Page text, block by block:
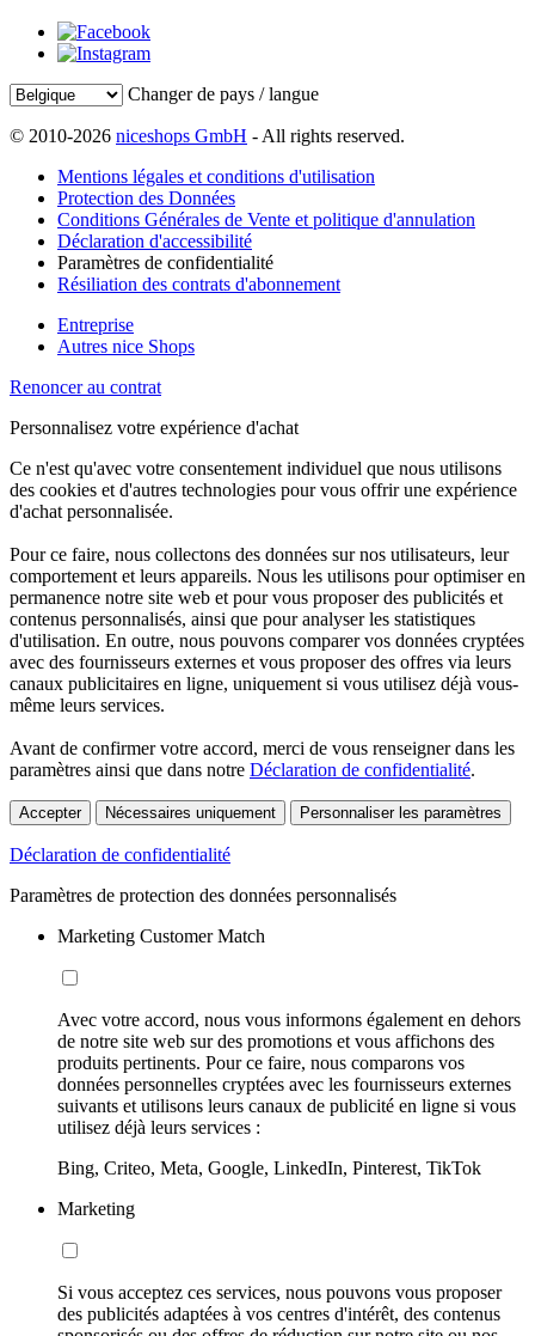
Changer de pays / langue
© 2010-2026 niceshops GmbH - All rights reserved.
Mentions légales et conditions d'utilisation
Protection des Données
Conditions Générales de Vente et politique d'annulation
Déclaration d'accessibilité
Paramètres de confidentialité
Résiliation des contrats d'abonnement
Entreprise
Autres nice Shops
Renoncer au contrat
Personnalisez votre expérience d'achat
Ce n'est qu'avec votre consentement individuel que nous utilisons
des cookies et d'autres technologies pour vous offrir une expérience
d'achat personnalisée.
Pour ce faire, nous collectons des données sur nos utilisateurs, leur
comportement et leurs appareils. Nous les utilisons pour optimiser en
permanence notre site web et pour vous proposer des publicités et
contenus personnalisés, ainsi que pour analyser les statistiques
d'utilisation. En outre, nous pouvons comparer vos données cryptées
avec des fournisseurs externes et vous proposer des offres via leurs
canaux publicitaires en ligne, uniquement si vous utilisez déjà vous-
même leurs services.
Avant de confirmer votre accord, merci de vous renseigner dans les
paramètres ainsi que dans notre Déclaration de confidentialité.
Accepter Nécessaires uniquement Personnaliser les paramètres
Déclaration de confidentialité
Paramètres de protection des données personnalisés
Marketing Customer Match
Avec votre accord, nous vous informons également en dehors
de notre site web sur des promotions et vous affichons des
produits pertinents. Pour ce faire, nous comparons vos
données personnelles cryptées avec les fournisseurs externes
suivants et utilisons leurs canaux de publicité en ligne si vous
utilisez déjà leurs services :
Bing, Criteo, Meta, Google, LinkedIn, Pinterest, TikTok
Marketing
Si vous acceptez ces services, nous pouvons vous proposer
des publicités adaptées à vos centres d'intérêt, des contenus